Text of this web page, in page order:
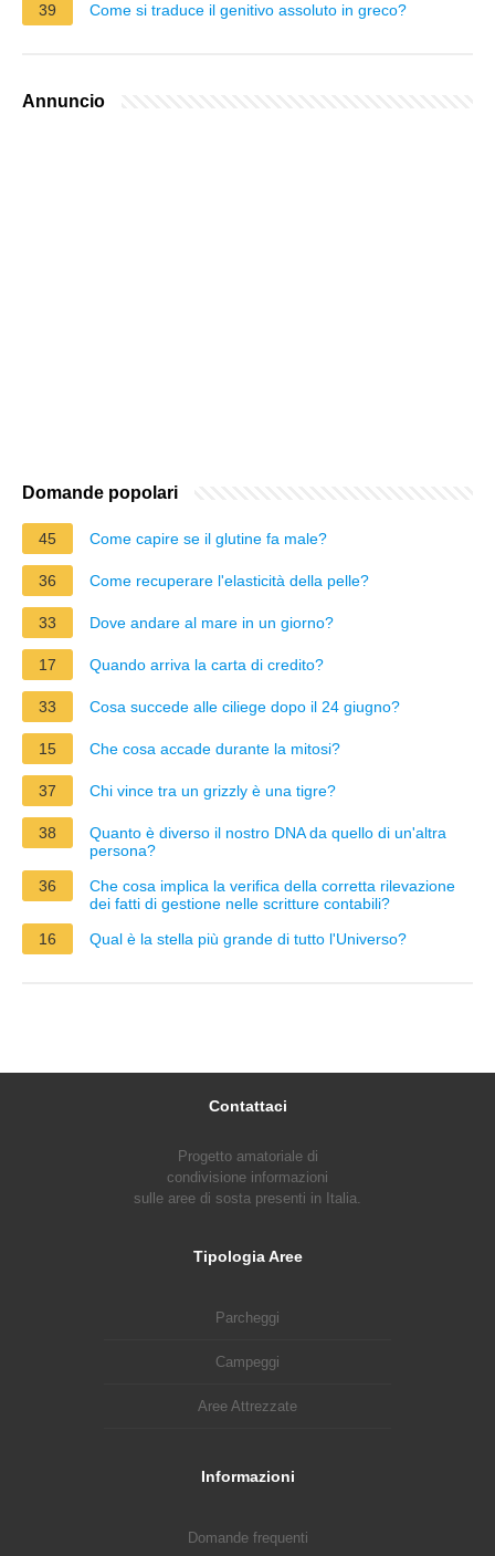
39
Come si traduce il genitivo assoluto in greco?
Annuncio
Domande popolari
45 Come capire se il glutine fa male?
36 Come recuperare l'elasticità della pelle?
33 Dove andare al mare in un giorno?
17 Quando arriva la carta di credito?
33 Cosa succede alle ciliege dopo il 24 giugno?
15 Che cosa accade durante la mitosi?
37 Chi vince tra un grizzly è una tigre?
38
Quanto è diverso il nostro DNA da quello di un'altra
persona?
36
Che cosa implica la verifica della corretta rilevazione
dei fatti di gestione nelle scritture contabili?
16
Qual è la stella più grande di tutto l'Universo?
Contattaci
Progetto amatoriale di
condivisione informazioni
sulle aree di sosta presenti in Italia.
Tipologia Aree
Parcheggi
Campeggi
Aree Attrezzate
Informazioni
Domande frequenti